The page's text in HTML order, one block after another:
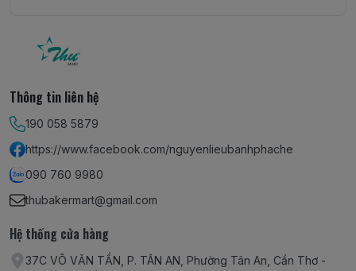
Thông tin liên hệ
190 058 5879
https://www.facebook.com/nguyenlieubanhphache
090 760 9980
thubakermart@gmail.com
Hệ thống cửa hàng
37C VÕ VĂN TẦN, P. TÂN AN, Phường Tân An, Cần Thơ -